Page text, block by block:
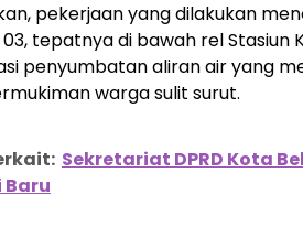
pekerjaan yang dilakukan
03, tepatnya di bawah rel
penyumbatan aliran air yang
warga sulit surut.
Sekretariat DPRD Kota
Baru